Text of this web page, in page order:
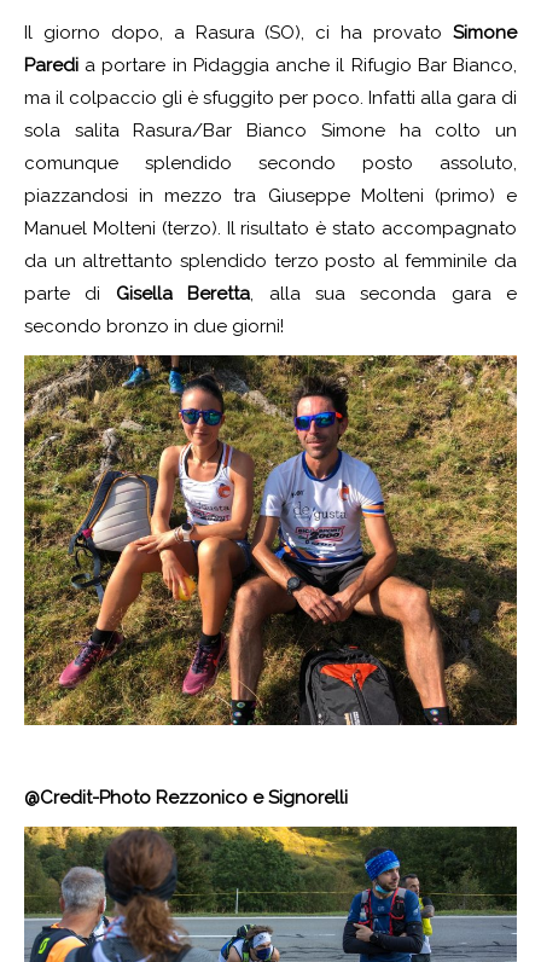
Il giorno dopo, a Rasura (SO), ci ha provato Simone
Paredi a portare in Pidaggia anche il Rifugio Bar Bianco,
ma il colpaccio gli è sfuggito per poco. Infatti alla gara di
sola salita Rasura/Bar Bianco Simone ha colto un
comunque splendido secondo posto assoluto,
piazzandosi in mezzo tra Giuseppe Molteni (primo) e
Manuel Molteni (terzo). Il risultato è stato accompagnato
da un altrettanto splendido terzo posto al femminile da
parte di Gisella Beretta, alla sua seconda gara e
secondo bronzo in due giorni!
@Credit-Photo Rezzonico e Signorelli